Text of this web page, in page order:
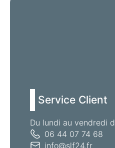
Service Client
Du lundi au vendredi
06 44 07 74 68
info@slf24.fr